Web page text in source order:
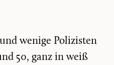
wenige Polizisten
50, ganz in weiß